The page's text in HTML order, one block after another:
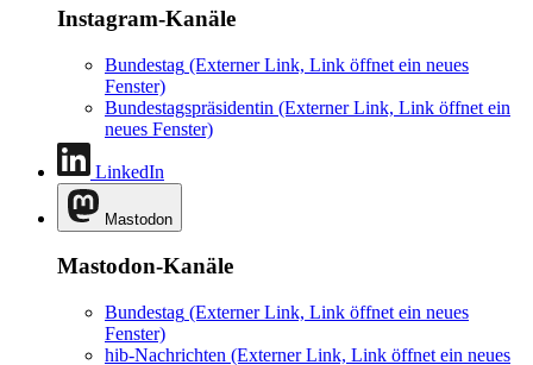
Instagram-Kanäle
Bundestag (Externer Link, Link öffnet ein neues
Fenster)
Bundestagspräsidentin (Externer Link, Link öffnet ein
neues Fenster)
LinkedIn
Mastodon
Mastodon-Kanäle
Bundestag (Externer Link, Link öffnet ein neues
Fenster)
hib-Nachrichten (Externer Link, Link öffnet ein neues